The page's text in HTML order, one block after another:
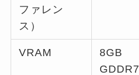
ファレン
ス）
VRAM
8GB
GDDR7